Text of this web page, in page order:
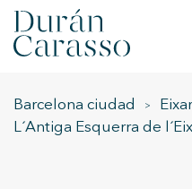
COMPRAR
Barcelona ciudad
L´Antiga Esquerra de